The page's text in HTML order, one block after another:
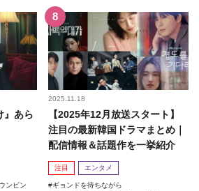
』あら
ンビン
2025.11.18
【2025年12月放送スタート】
注目の最新韓国ドラマまとめ｜
配信情報＆話題作を一挙紹介
注目 エンタメ
ギョンドを待ちながら